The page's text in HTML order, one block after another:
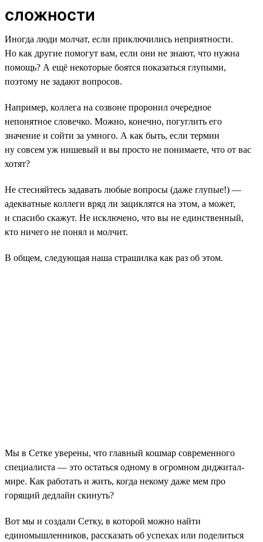
сложности
Иногда люди молчат, если приключились неприятности.
Но как другие помогут вам, если они не знают, что нужна
помощь? А ещё некоторые боятся показаться глупыми,
поэтому не задают вопросов.
Например, коллега на созвоне проронил очередное
непонятное словечко. Можно, конечно, погуглить его
значение и сойти за умного. А как быть, если термин
ну совсем уж нишевый и вы просто не понимаете, что от вас
хотят?
Не стесняйтесь задавать любые вопросы (даже глупые!) —
адекватные коллеги вряд ли зациклятся на этом, а может,
и спасибо скажут. Не исключено, что вы не единственный,
кто ничего не понял и молчит.
В общем, следующая наша страшилка как раз об этом.
Мы в Сетке уверены, что главный кошмар современного
специалиста — это остаться одному в огромном диджитал-
мире. Как работать и жить, когда некому даже мем про
горящий дедлайн скинуть?
Вот мы и создали Сетку, в которой можно найти
единомышленников, рассказать об успехах или поделиться